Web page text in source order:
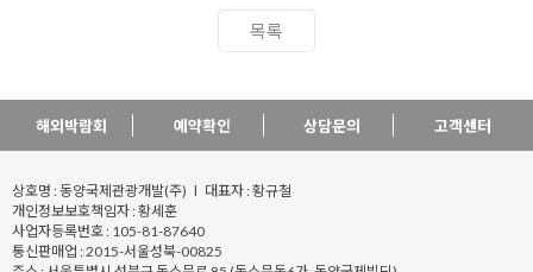
목록
해외박람회 예약확인 상담문의 고객센터
상호명 : 동양국제관광개발(주) l 대표자 : 황규철
개인정보보호책임자 : 황세훈
사업자등록번호 : 105-81-87640
통신판매업 : 2015-서울성북-00825